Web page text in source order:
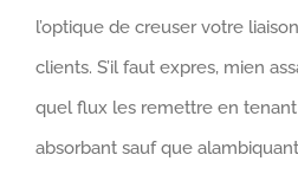
l’optique de creuser votre
clients. S’il faut expres, mien
quel flux les remettre en
absorbant sauf que